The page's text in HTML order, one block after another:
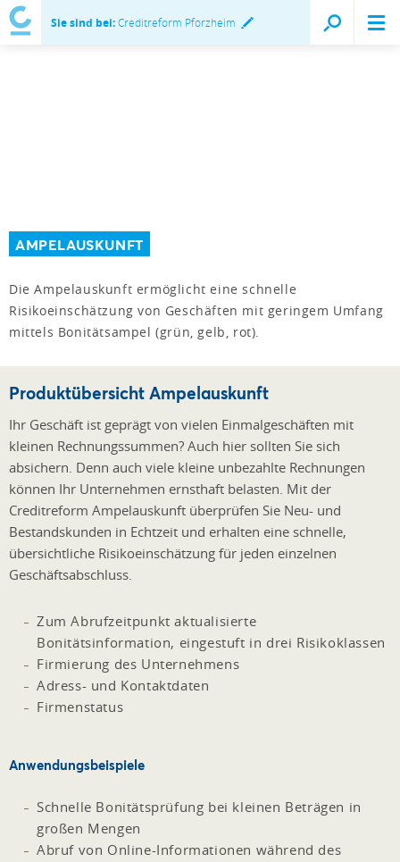
Sie sind bei:Creditreform Pforzheim
AMPELAUSKUNFT
Die Ampelauskunft ermöglicht eine schnelle
Risikoeinschätzung von Geschäften mit geringem Umfang
mittels Bonitätsampel (grün, gelb, rot).
Produktübersicht Ampelauskunft
Ihr Geschäft ist geprägt von vielen Einmalgeschäften mit
kleinen Rechnungssummen? Auch hier sollten Sie sich
absichern. Denn auch viele kleine unbezahlte Rechnungen
können Ihr Unternehmen ernsthaft belasten. Mit der
Creditreform Ampelauskunft überprüfen Sie Neu- und
Bestandskunden in Echtzeit und erhalten eine schnelle,
übersichtliche Risikoeinschätzung für jeden einzelnen
Geschäftsabschluss.
Zum Abrufzeitpunkt aktualisierte
Bonitätsinformation, eingestuft in drei Risikoklassen
Firmierung des Unternehmens
Adress- und Kontaktdaten
Firmenstatus
Anwendungsbeispiele
Schnelle Bonitätsprüfung bei kleinen Beträgen in
großen Mengen
Abruf von Online-Informationen während des